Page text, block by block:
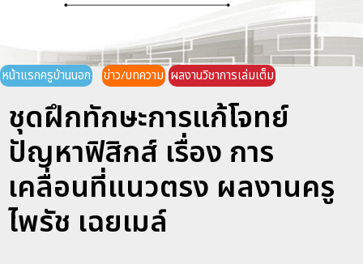
หน้าแรกครูบ้านนอก ข่าว/บทความ ผลงานวิชาการเล่มเต็ม
ชุดฝึกทักษะการแก้โจทย์
ปัญหาฟิสิกส์ เรื่อง การ
เคลื่อนที่แนวตรง ผลงานครู
ไพรัช เฉยเมล์